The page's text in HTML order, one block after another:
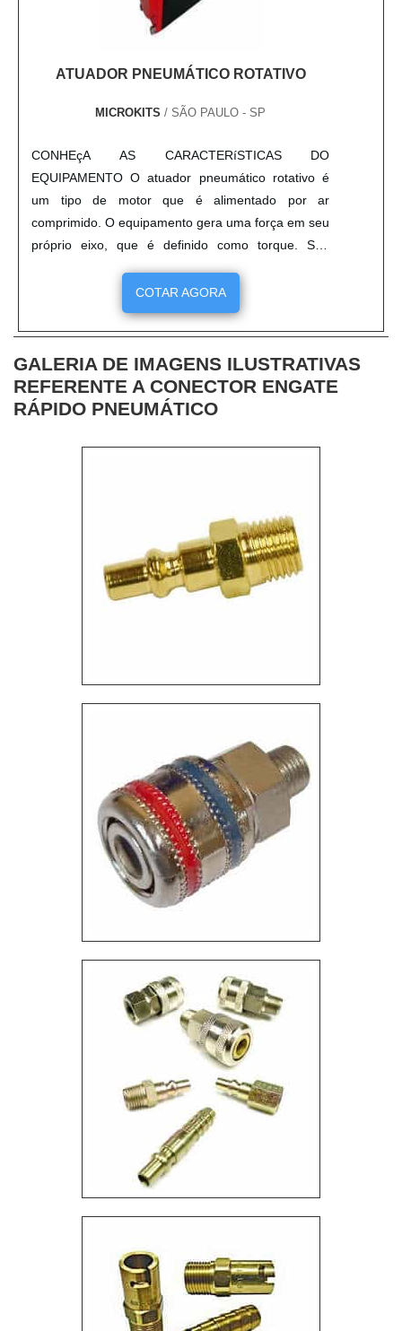
ATUADOR PNEUMÁTICO ROTATIVO
MICROKITS / SÃO PAULO - SP
CONHEçA AS CARACTERíSTICAS DO
EQUIPAMENTO O atuador pneumático rotativo é
um tipo de motor que é alimentado por ar
comprimido. O equipamento gera uma força em seu
próprio eixo, que é definido como torque. Sua
unidade de medida definida é o newton x metro, ou
N.m e, partindo deste conceito surgem todas as
alternativas para o uso deste equipamento na
automação de válvulas industriais rotativas. Por
conta disso, ele pode utilizado de diversas f....
COTAR AGORA
GALERIA DE IMAGENS ILUSTRATIVAS
REFERENTE A CONECTOR ENGATE
RÁPIDO PNEUMÁTICO